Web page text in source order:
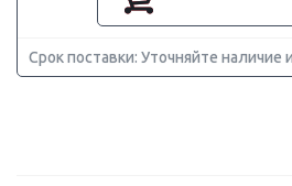
Срок поставки: Уточняйте наличие